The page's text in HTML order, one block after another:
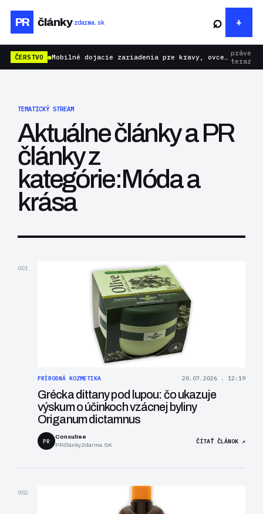
PR články zdarma.sk ⌕
ČERSTVO ● Mobilné dojacie zariadenia pre kravy, ovce aj kozy: rýchlejšie dojenie bez zbytočnej námahy práve
teraz
TEMATICKÝ STREAM
Aktuálne články a PR
články z
kategórie:Móda a
krása
001
PRÍRODNÁ KOZMETIKA 20.07.2026 . 12:19
Grécka dittany pod lupou: čo ukazuje
výskum o účinkoch vzácnej byliny
Origanum dictamnus
PR
Consultee
PRčlánkyZdarma.SK
ČÍTAŤ ČLÁNOK ↗
002